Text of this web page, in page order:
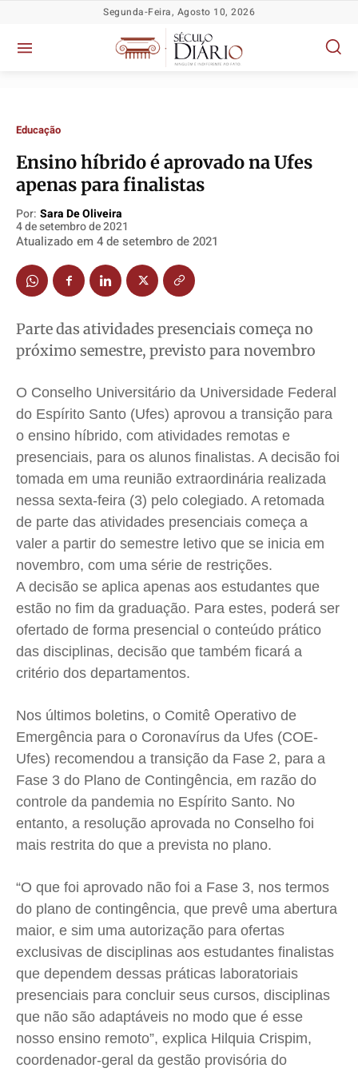
Política
Socioeconômicas
TV Século
Meio Ambiente
Saúde
Cidades
Direitos
Economia
Caetano Roque
Gustavo Bastos
Jr Mignone (in memorian)
Wanda Sily
Anuncie
Quem Somos
Expediente
Contato
Termos de Uso
Privacidade
Política
Socioeconômicas
TV Século
Meio Ambiente
Saúde
Cidades
Direitos
Economia
Caetano Roque
Gustavo Bastos
Jr Mignone (in memorian)
Wanda Sily
Anuncie
Quem Somos
Expediente
Contato
Termos de Uso
Privacidade
Política
Socioeconômicas
TV Século
Meio Ambiente
Saúde
Cidades
Direitos
Economia
Caetano Roque
Gustavo Bastos
Jr Mignone (in memorian)
Wanda Sily
Anuncie
Quem Somos
Expediente
Contato
Termos de Uso
Privacidade
Política
Socioeconômicas
TV Século
Meio Ambiente
Saúde
Cidades
Direitos
Economia
Caetano Roque
Gustavo Bastos
Jr Mignone (in memorian)
Wanda Sily
Anuncie
Quem Somos
Expediente
Contato
Termos de Uso
Privacidade
Segunda-Feira, Agosto 10, 2026
Educação
​Ensino híbrido é aprovado na Ufes
apenas para finalistas
Por: Sara De Oliveira
4 de setembro de 2021
Atualizado em 4 de setembro de 2021
Parte das atividades presenciais começa no
próximo semestre, previsto para novembro
O Conselho Universitário da Universidade Federal
do Espírito Santo (Ufes) aprovou a transição para
o ensino híbrido, com atividades remotas e
presenciais, para os alunos finalistas. A decisão foi
tomada em uma reunião extraordinária realizada
nessa sexta-feira (3) pelo colegiado. A retomada
de parte das atividades presenciais começa a
valer a partir do semestre letivo que se inicia em
novembro, com uma série de restrições.
A decisão se aplica apenas aos estudantes que
estão no fim da graduação. Para estes, poderá ser
ofertado de forma presencial o conteúdo prático
das disciplinas, decisão que também ficará a
critério dos departamentos.
Nos últimos boletins, o Comitê Operativo de
Emergência para o Coronavírus da Ufes (COE-
Ufes) recomendou a transição da Fase 2, para a
Fase 3 do Plano de Contingência, em razão do
controle da pandemia no Espírito Santo. No
entanto, a resolução aprovada no Conselho foi
mais restrita do que a prevista no plano.
“O que foi aprovado não foi a Fase 3, nos termos
do plano de contingência, que prevê uma abertura
maior, e sim uma autorização para ofertas
exclusivas de disciplinas aos estudantes finalistas
que dependem dessas práticas laboratoriais
presenciais para concluir seus cursos, disciplinas
que não são adaptáveis no modo que é esse
nosso ensino remoto”, explica Hilquia Crispim,
coordenador-geral da gestão provisória do